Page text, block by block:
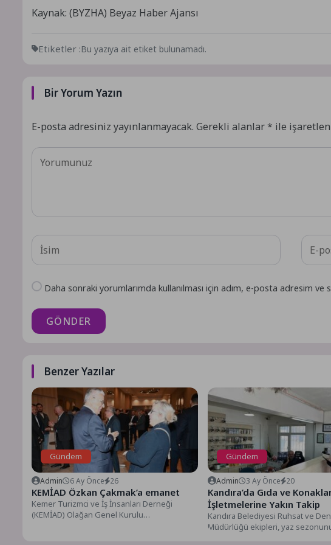
Kaynak: (BYZHA) Beyaz Haber Ajansı
Etiketler :Bu yazıya ait etiket bulunamadı.
Bir Yorum Yazın
E-posta adresiniz yayınlanmayacak. Gerekli alanlar* ile
Daha sonraki yorumlarımda kullanılması için adım, e-posta adresim ve
GÖNDER
Benzer Yazılar
Gündem
Admin 6 Ay Önce 26
KEMİAD Özkan Çakmak’a emanet
Kemer Turizmci ve İş İnsanları Derneği
(KEMİAD) Olağan Genel Kurulu
Gündem
Admin 3 Ay Önce 20
Kandıra’da Gıda ve
İşletmelerine Yakın Takip
Kandıra Belediyesi Ruhsat ve
Müdürlüğü ekipleri, yaz